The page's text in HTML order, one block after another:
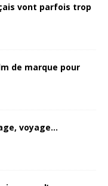
vont parfois trop
de marque pour
voyage…